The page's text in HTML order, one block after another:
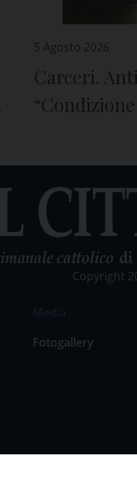
5 Agosto 2026
Carceri.
Copyright
Fotogallery